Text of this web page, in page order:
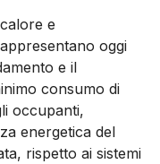
e
oggi
e il
consumo di
occupanti,
energetica del
rispetto ai sistemi